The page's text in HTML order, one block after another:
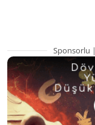
Sponsorlu